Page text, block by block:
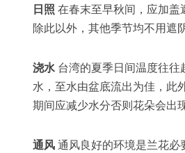
日照 在春末至早秋间，应加盖
除此以外，其他季节均不用遮
浇水 台湾的夏季日间温度往
水，至水由盆底流出为佳，此
期间应减少水分否则花朵会出
通风通风良好的环境是兰花